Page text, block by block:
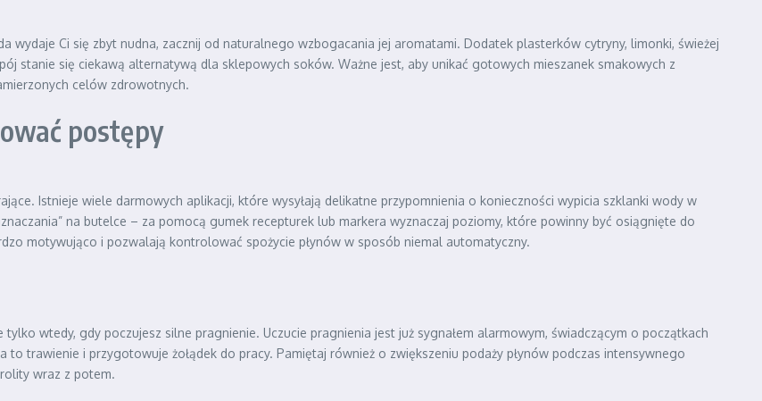
wydaje Ci się zbyt nudna, zacznij od naturalnego wzbogacania jej aromatami. Dodatek plasterków cytryny, limonki, świeżej
stanie się ciekawą alternatywą dla sklepowych soków. Ważne jest, aby unikać gotowych mieszanek smakowych z
celów zdrowotnych.
postępy
Istnieje wiele darmowych aplikacji, które wysyłają delikatne przypomnienia o konieczności wypicia szklanki wody w
na butelce – za pomocą gumek recepturek lub markera wyznaczaj poziomy, które powinny być osiągnięte do
motywująco i pozwalają kontrolować spożycie płynów w sposób niemal automatyczny.
tylko wtedy, gdy poczujesz silne pragnienie. Uczucie pragnienia jest już sygnałem alarmowym, świadczącym o początkach
trawienie i przygotowuje żołądek do pracy. Pamiętaj również o zwiększeniu podaży płynów podczas intensywnego
wraz z potem.